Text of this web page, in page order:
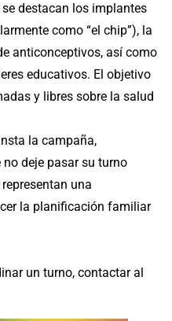
destacan los implantes
como “el chip”), la
anticonceptivos, así como
educativos. El objetivo
y libres sobre la salud
la campaña,
deje pasar su turno
una
la planificación familiar
un turno, contactar al